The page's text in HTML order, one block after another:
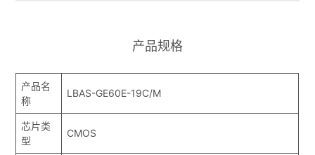
产品规格
产品名
称
LBAS-GE60E-19C/M
芯片类
型
CMOS